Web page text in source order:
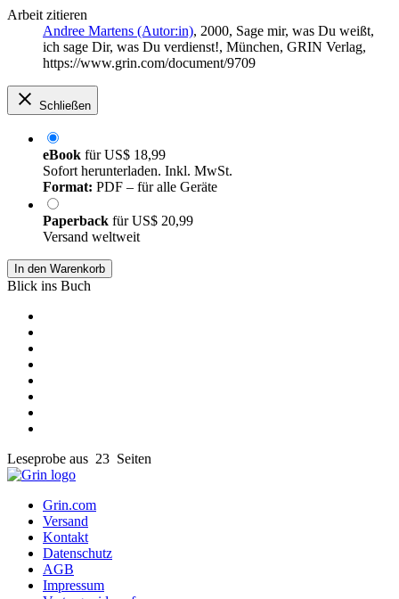
Arbeit zitieren
Andree Martens (Autor:in), 2000, Sage mir, was Du weißt,
ich sage Dir, was Du verdienst!, München, GRIN Verlag,
https://www.grin.com/document/9709
Schließen
eBook fürUS$ 18,99
Sofort herunterladen. Inkl. MwSt.
Format: PDF – für alle Geräte
Paperback fürUS$ 20,99
Versand weltweit
In den Warenkorb
Blick ins Buch
Leseprobe aus 23 Seiten
Grin.com
Versand
Kontakt
Datenschutz
AGB
Impressum